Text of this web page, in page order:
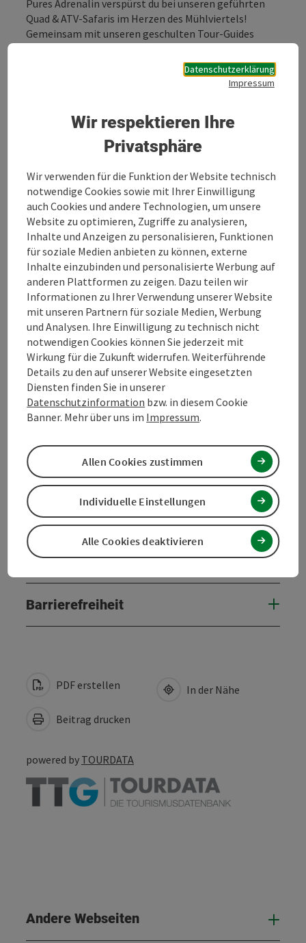
Pures Adrenalin verspürst du bei unseren geführten
Quad & ATV-Safaris im Herzen des Mühlviertels!
Gemeinsam mit unseren geschulten Tour-Guides
einzigartiges Offroad-Abenteuer. Die kraftvollen
POLARIS und CFMOTO-Quads & ATV’s tragen dich mit
weiter auf ein weitläufiges Areal, auf dem du freie
Fahrmöglichkeit hast! Unsere Safari findet zu 90%
rein im Offroad-Gelände statt. Abenteuer pur und ein
JETZT BUCHEN
Einfach anrufen und wir finden mit dir einen
passenden Termin!
07211 200 40
Oder schick uns deine Terminanfrage per ...
Beschreibung vollständig anzeigen
Kontakt
Anreise/Lage
Preise
Eignung
Barrierefreiheit
PDF erstellen
Beitrag drucken
In der Nähe
powered by TOURDATA
Andere Webseiten
Datenschutzerklärung
Impressum
Wir respektieren Ihre
Privatsphäre
Wir verwenden für die Funktion der Website technisch
notwendige Cookies sowie mit Ihrer Einwilligung
auch Cookies und andere Technologien, um unsere
Website zu optimieren, Zugriffe zu analysieren,
Inhalte und Anzeigen zu personalisieren, Funktionen
für soziale Medien anbieten zu können, externe
Inhalte einzubinden und personalisierte Werbung auf
anderen Plattformen zu zeigen. Dazu teilen wir
Informationen zu Ihrer Verwendung unserer Website
mit unseren Partnern für soziale Medien, Werbung
und Analysen. Ihre Einwilligung zu technisch nicht
notwendigen Cookies können Sie jederzeit mit
Wirkung für die Zukunft widerrufen. Weiterführende
Details zu den auf unserer Website eingesetzten
Diensten finden Sie in unserer
Datenschutzinformation bzw. in diesem Cookie
Banner. Mehr über uns im Impressum.
Alle Cookies deaktivieren
Individuelle Einstellungen
Allen Cookies zustimmen